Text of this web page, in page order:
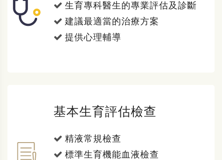
生育專科醫生的專業評估及診斷
建議最適當的治療方案
提供心理輔導
基本生育評估檢查
精液常規檢查
標準生育機能血液檢查